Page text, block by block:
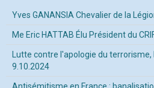
Yves GANANSIA Chevalier de la
Me Eric HATTAB Élu Président du
Lutte contre l'apologie du terrorisme,
9.10.2024
Antisémitisme en France :